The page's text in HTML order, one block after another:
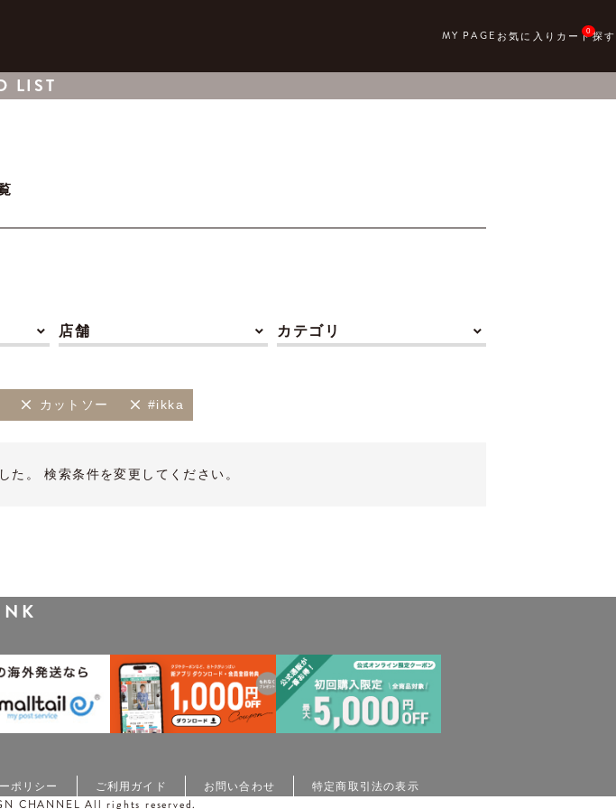
0
LIST
店舗 カテゴリ
カットソー #ikka
た。 検索条件を変更してください。
ポリシー ご利用ガイド お問い合わせ 特定商取引法の表示
CHANNEL All rights reserved.